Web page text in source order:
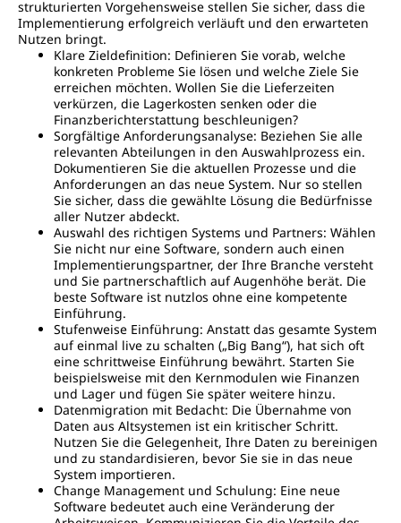
strukturierten Vorgehensweise stellen Sie sicher, dass die
Implementierung erfolgreich verläuft und den erwarteten
Nutzen bringt.
Klare Zieldefinition: Definieren Sie vorab, welche
konkreten Probleme Sie lösen und welche Ziele Sie
erreichen möchten. Wollen Sie die Lieferzeiten
verkürzen, die Lagerkosten senken oder die
Finanzberichterstattung beschleunigen?
Sorgfältige Anforderungsanalyse: Beziehen Sie alle
relevanten Abteilungen in den Auswahlprozess ein.
Dokumentieren Sie die aktuellen Prozesse und die
Anforderungen an das neue System. Nur so stellen
Sie sicher, dass die gewählte Lösung die Bedürfnisse
aller Nutzer abdeckt.
Auswahl des richtigen Systems und Partners: Wählen
Sie nicht nur eine Software, sondern auch einen
Implementierungspartner, der Ihre Branche versteht
und Sie partnerschaftlich auf Augenhöhe berät. Die
beste Software ist nutzlos ohne eine kompetente
Einführung.
Stufenweise Einführung: Anstatt das gesamte System
auf einmal live zu schalten („Big Bang“), hat sich oft
eine schrittweise Einführung bewährt. Starten Sie
beispielsweise mit den Kernmodulen wie Finanzen
und Lager und fügen Sie später weitere hinzu.
Datenmigration mit Bedacht: Die Übernahme von
Daten aus Altsystemen ist ein kritischer Schritt.
Nutzen Sie die Gelegenheit, Ihre Daten zu bereinigen
und zu standardisieren, bevor Sie sie in das neue
System importieren.
Change Management und Schulung: Eine neue
Software bedeutet auch eine Veränderung der